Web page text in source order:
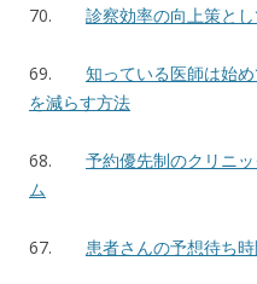
70. 診察効率の向上策と
69. 知っている医師は始
を減らす方法
68. 予約優先制のクリニ
ム
67. 患者さんの予想待ち